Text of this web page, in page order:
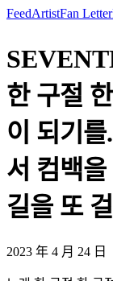
FeedArtistFan Letter
한 구절
이 되기
서 컴백
길을 또
2023 年 4 月 24 日